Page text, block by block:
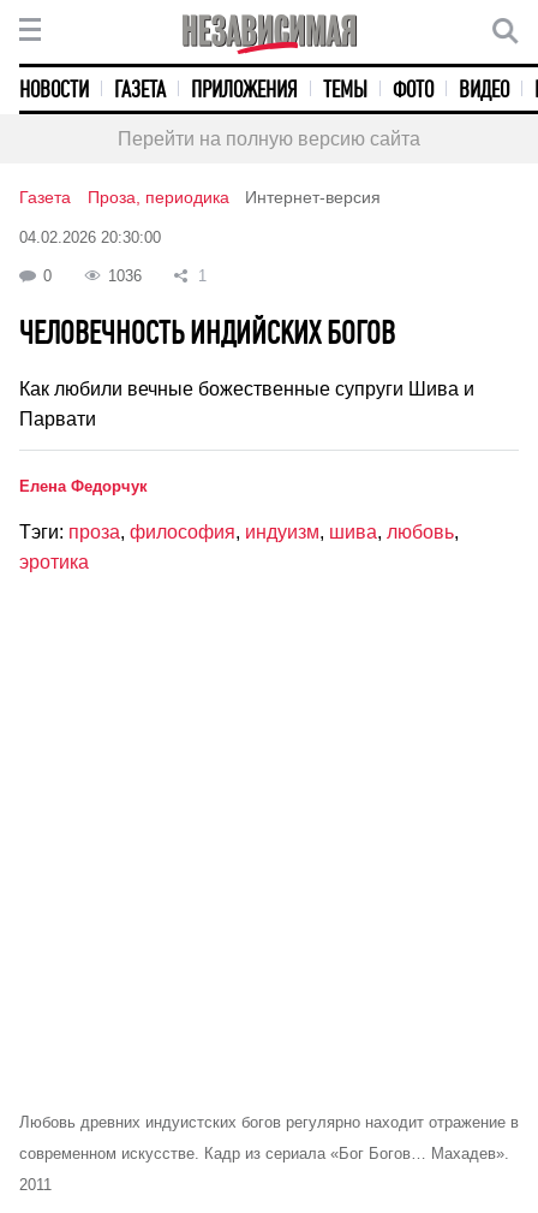
НОВОСТИ ГАЗЕТА ПРИЛОЖЕНИЯ ТЕМЫ ФОТО ВИДЕО
Перейти на полную версию сайта
Газета Проза, периодика Интернет-версия
04.02.2026 20:30:00
0 1036 1
ЧЕЛОВЕЧНОСТЬ ИНДИЙСКИХ БОГОВ
Как любили вечные божественные супруги Шива и
Парвати
Елена Федорчук
Тэги: проза, философия, индуизм, шива, любовь,
эротика
Любовь древних индуистских богов регулярно находит отражение в
современном искусстве. Кадр из сериала «Бог Богов… Махадев».
2011